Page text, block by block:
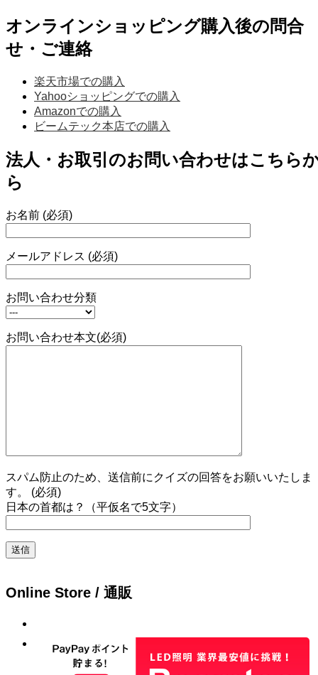
オンラインショッピング購入後の問合
せ・ご連絡
楽天市場での購入
Yahooショッピングでの購入
Amazonでの購入
ビームテック本店での購入
法人・お取引のお問い合わせはこちら
ら
お名前 (必須)
メールアドレス (必須)
お問い合わせ分類
お問い合わせ本文(必須)
スパム防止のため、送信前にクイズの回答をお願いいたしま
す。 (必須)
日本の首都は？（平仮名で5文字）
Online Store / 通販